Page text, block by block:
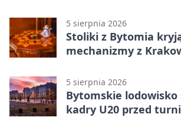
5 sierpnia 2026
Stoliki z Bytomia
mechanizmy z
5 sierpnia 2026
Bytomskie lodowisko
kadry U20 przed